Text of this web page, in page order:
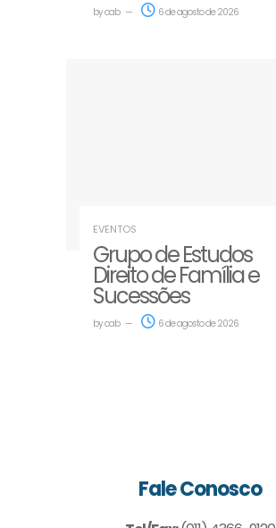
byoab 6 de agosto de 2026
EVENTOS
Grupo de Estudos
Direito de Família e
Sucessões
byoab 6 de agosto de 2026
Fale Conosco